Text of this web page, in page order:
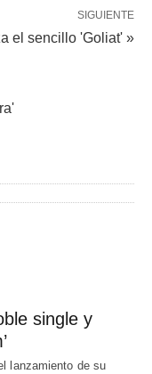
SIGUIENTE
el sencillo 'Goliat' »
single y
lanzamiento de su